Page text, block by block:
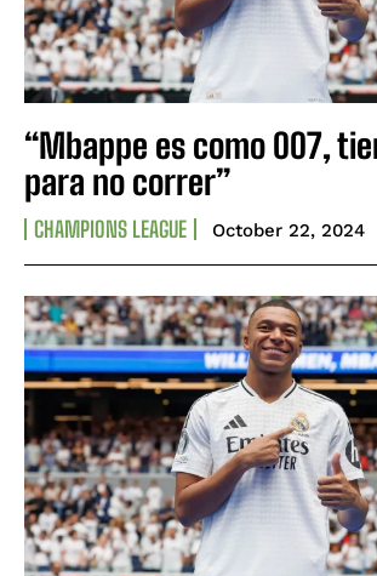
“Mbappe es como 007,
para no correr”
CHAMPIONS LEAGUE October 22, 2024